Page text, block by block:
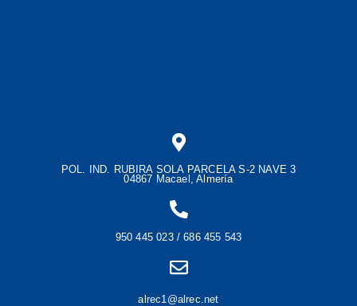
POL. IND. RUBIRA SOLA PARCELA S-2 NAVE 3
04867 Macael, Almería
950 445 023 / 686 455 543
alrec1@alrec.net